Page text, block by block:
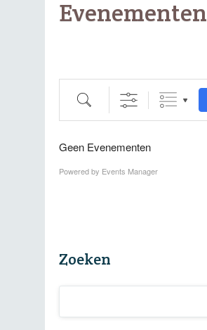
Evenementen
Zoeken
Geen Evenementen
Powered by Events Manager
Zoeken